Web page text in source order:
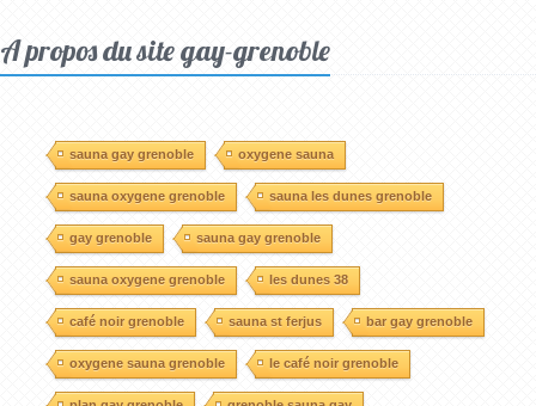
A propos du site gay-grenoble
sauna gay grenoble oxygene sauna
sauna oxygene grenoble sauna les dunes grenoble
gay grenoble sauna gay grenoble
sauna oxygene grenoble les dunes 38
café noir grenoble sauna st ferjus bar gay grenoble
oxygene sauna grenoble le café noir grenoble